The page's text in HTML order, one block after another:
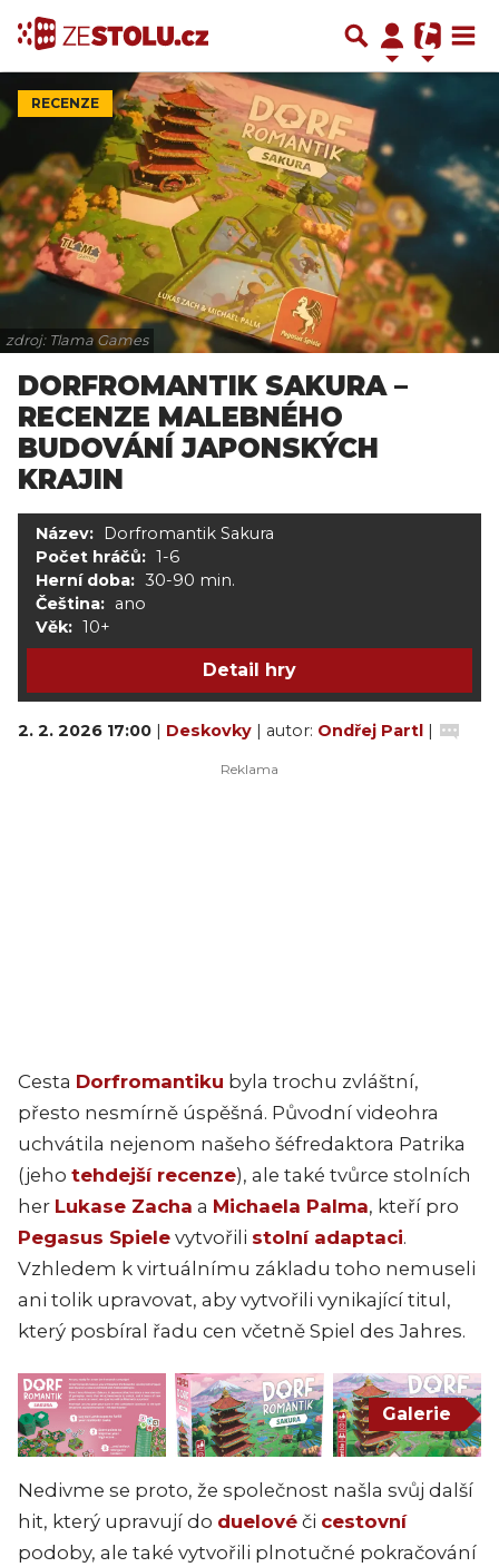
RECENZE
zdroj: Tlama Games
DORFROMANTIK SAKURA –
RECENZE MALEBNÉHO
BUDOVÁNÍ JAPONSKÝCH
KRAJIN
Název:
Dorfromantik Sakura
Počet hráčů: 1-6
Herní doba: 30-90 min.
Čeština: ano
Věk: 10+
Detail hry
2. 2. 2026 17:00 | Deskovky | autor: Ondřej Partl |
Cesta Dorfromantiku byla trochu zvláštní,
přesto nesmírně úspěšná. Původní videohra
uchvátila nejenom našeho šéfredaktora Patrika
(jeho tehdejší recenze), ale také tvůrce stolních
her Lukase Zacha a Michaela Palma, kteří pro
Pegasus Spiele vytvořili stolní adaptaci.
Vzhledem k virtuálnímu základu toho nemuseli
ani tolik upravovat, aby vytvořili vynikající titul,
který posbíral řadu cen včetně Spiel des Jahres.
Galerie
Nedivme se proto, že společnost našla svůj další
hit, který upravují do duelové či cestovní
podoby, ale také vytvořili plnotučné pokračování